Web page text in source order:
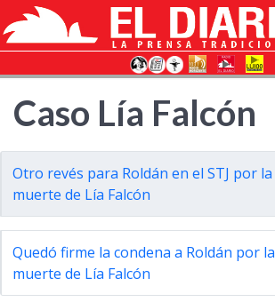
Caso Lía Falcón
Otro revés para Roldán en el STJ por la
muerte de Lía Falcón
Quedó firme la condena a Roldán por la
muerte de Lía Falcón